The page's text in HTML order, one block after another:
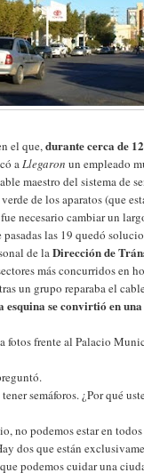
el que,durante cerca de
aLlegaron un empleado
maestro del sistema de
de los aparatos (que
necesario cambiar un
las 19 quedó
de laDirección de
más concurridos en
un grupo reparaba el
esquina se convirtió en
fotos frente al Palacio
semáforos. ¿Por qué
no podemos estar en
dos que están
podemos cuidar una